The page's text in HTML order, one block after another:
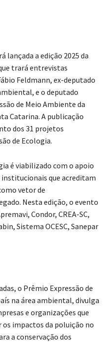
lançada a edição 2025 da
trará entrevistas
Feldmann, ex-deputado
e o deputado
de Meio Ambiente da
Catarina. A publicação
dos 31 projetos
de Ecologia.
é viabilizado com o apoio
que acreditam
vetor de
Nesta edição, o evento
Condor, CREA-SC,
Sistema OCESC, Sanepar
o Prêmio Expressão de
na área ambiental, divulga
e organizações que
impactos da poluição no
a conservação dos